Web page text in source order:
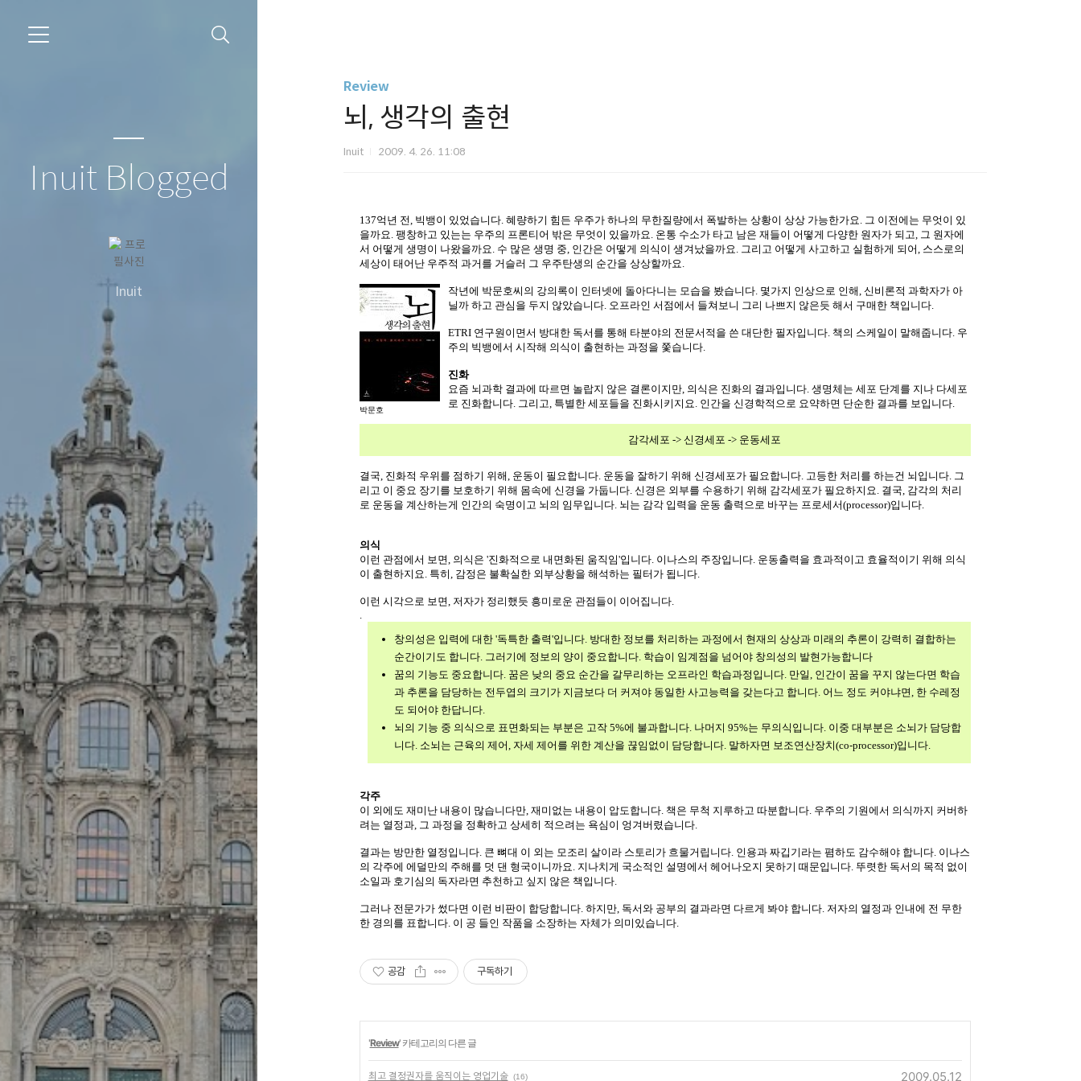
Inuit Blogged
Inuit
Review
뇌, 생각의 출현
Inuit 2009. 4. 26. 11:08
137억년 전, 빅뱅이 있었습니다. 혜량하기 힘든 우주가 하나의 무한질량에서 폭발하는 상황이 상상 가능한가요. 그 이전에는 무엇이 있
을까요. 팽창하고 있는는 우주의 프론티어 밖은 무엇이 있을까요. 온통 수소가 타고 남은 재들이 어떻게 다양한 원자가 되고, 그 원자에
서 어떻게 생명이 나왔을까요. 수 많은 생명 중, 인간은 어떻게 의식이 생겨났을까요. 그리고 어떻게 사고하고 실험하게 되어, 스스로의
세상이 태어난 우주적 과거를 거슬러 그 우주탄생의 순간을 상상할까요.
박문호
작년에 박문호씨의 강의록이 인터넷에 돌아다니는 모습을 봤습니다. 몇가지 인상으로 인해, 신비론적 과학자가 아
닐까 하고 관심을 두지 않았습니다. 오프라인 서점에서 들쳐보니 그리 나쁘지 않은듯 해서 구매한 책입니다.
ETRI 연구원이면서 방대한 독서를 통해 타분야의 전문서적을 쓴 대단한 필자입니다. 책의 스케일이 말해줍니다. 우
주의 빅뱅에서 시작해 의식이 출현하는 과정을 쫓습니다.
진화
요즘 뇌과학 결과에 따르면 놀랍지 않은 결론이지만, 의식은 진화의 결과입니다. 생명체는 세포 단계를 지나 다세포
로 진화합니다. 그리고, 특별한 세포들을 진화시키지요. 인간을 신경학적으로 요약하면 단순한 결과를 보입니다.
감각세포 -> 신경세포 -> 운동세포
결국, 진화적 우위를 점하기 위해, 운동이 필요합니다. 운동을 잘하기 위해 신경세포가 필요합니다. 고등한 처리를 하는건 뇌입니다. 그
리고 이 중요 장기를 보호하기 위해 몸속에 신경을 가둡니다. 신경은 외부를 수용하기 위해 감각세포가 필요하지요. 결국, 감각의 처리
로 운동을 계산하는게 인간의 숙명이고 뇌의 임무입니다. 뇌는 감각 입력을 운동 출력으로 바꾸는 프로세서(processor)입니다.
의식
이런 관점에서 보면, 의식은 '진화적으로 내면화된 움직임'입니다. 이나스의 주장입니다. 운동출력을 효과적이고 효율적이기 위해 의식
이 출현하지요. 특히, 감정은 불확실한 외부상황을 해석하는 필터가 됩니다.
이런 시각으로 보면, 저자가 정리했듯 흥미로운 관점들이 이어집니다.
.
창의성은 입력에 대한 '독특한 출력'입니다. 방대한 정보를 처리하는 과정에서 현재의 상상과 미래의 추론이 강력히 결합하는
순간이기도 합니다. 그러기에 정보의 양이 중요합니다. 학습이 임계점을 넘어야 창의성의 발현가능합니다
꿈의 기능도 중요합니다. 꿈은 낮의 중요 순간을 갈무리하는 오프라인 학습과정입니다. 만일, 인간이 꿈을 꾸지 않는다면 학습
과 추론을 담당하는 전두엽의 크기가 지금보다 더 커져야 동일한 사고능력을 갖는다고 합니다. 어느 정도 커야냐면, 한 수레정
도 되어야 한답니다.
뇌의 기능 중 의식으로 표면화되는 부분은 고작 5%에 불과합니다. 나머지 95%는 무의식입니다. 이중 대부분은 소뇌가 담당합
니다. 소뇌는 근육의 제어, 자세 제어를 위한 계산을 끊임없이 담당합니다. 말하자면 보조연산장치(co-processor)입니다.
각주
이 외에도 재미난 내용이 많습니다만, 재미없는 내용이 압도합니다. 책은 무척 지루하고 따분합니다. 우주의 기원에서 의식까지 커버하
려는 열정과, 그 과정을 정확하고 상세히 적으려는 욕심이 엉겨버렸습니다.
결과는 방만한 열정입니다. 큰 뼈대 이 외는 모조리 살이라 스토리가 흐물거립니다. 인용과 짜깁기라는 폄하도 감수해야 합니다. 이나스
의 각주에 에덜만의 주해를 덧 댄 형국이니까요. 지나치게 국소적인 설명에서 헤어나오지 못하기 때문입니다. 뚜렷한 독서의 목적 없이
소일과 호기심의 독자라면 추천하고 싶지 않은 책입니다.
그러나 전문가가 썼다면 이런 비판이 합당합니다. 하지만, 독서와 공부의 결과라면 다르게 봐야 합니다. 저자의 열정과 인내에 전 무한
한 경의를 표합니다. 이 공 들인 작품을 소장하는 자체가 의미있습니다.
공감 구독하기
'Review' 카테고리의 다른 글
최고 결정권자를 움직이는 영업기술 (16) 2009.05.12